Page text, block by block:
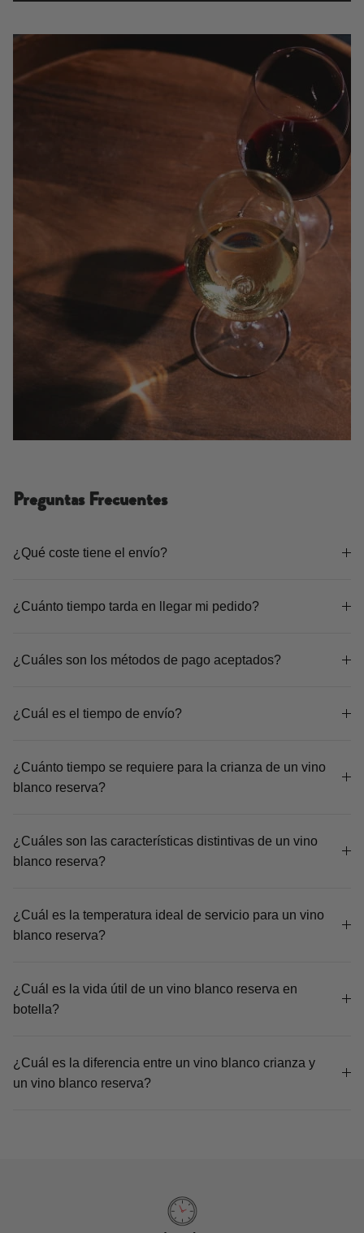
Preguntas Frecuentes
¿Qué coste tiene el envío?
¿Cuánto tiempo tarda en llegar mi pedido?
¿Cuáles son los métodos de pago aceptados?
¿Cuál es el tiempo de envío?
¿Cuánto tiempo se requiere para la crianza de un vino
blanco reserva?
¿Cuáles son las características distintivas de un vino
blanco reserva?
¿Cuál es la temperatura ideal de servicio para un vino
blanco reserva?
¿Cuál es la vida útil de un vino blanco reserva en
botella?
¿Cuál es la diferencia entre un vino blanco crianza y
un vino blanco reserva?